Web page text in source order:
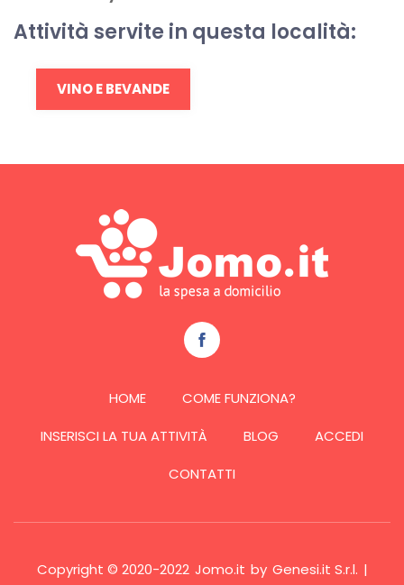
Attività servite in questa località:
VINO E BEVANDE
HOME
COME FUNZIONA?
INSERISCI LA TUA ATTIVITÀ
BLOG
ACCEDI
CONTATTI
Copyright © 2020-2022 Jomo.it by Genesi.it S.r.l. |